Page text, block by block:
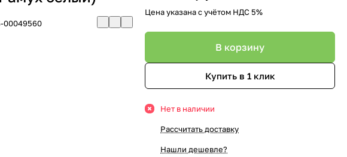
00049560
Цена указана с учётом НДС 5%
В корзину
Купить в 1 клик
Нет в наличии
Рассчитать доставку
Нашли дешевле?